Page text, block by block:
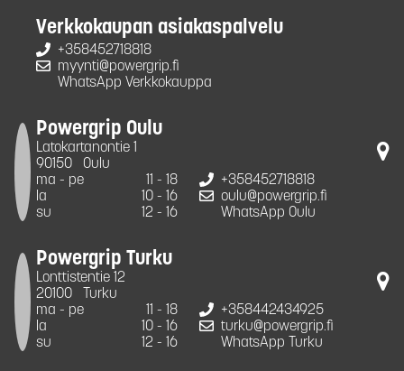
Verkkokaupan asiakaspalvelu
+358452718818
myynti@powergrip.fi
WhatsApp Verkkokauppa
Powergrip Oulu
Latokartanontie 1
90150
Oulu
ma - pe
11 - 18
la
10 - 16
su
12 - 16
+358452718818
oulu@powergrip.fi
WhatsApp Oulu
Powergrip Turku
Lonttistentie 12
20100
Turku
ma - pe
11 - 18
la
10 - 16
su
12 - 16
+358442434925
turku@powergrip.fi
WhatsApp Turku